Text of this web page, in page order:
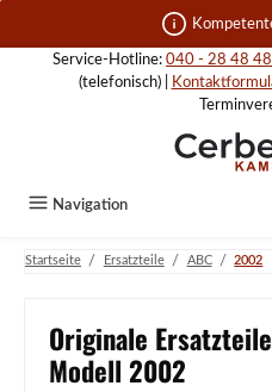
Zum Hauptinhalt springen
Service-Hotline: 040 - 28 48
(telefonisch) |
Navigation
Startseite / Ersatzteile / ABC / 2002
Originale
Modell 2002